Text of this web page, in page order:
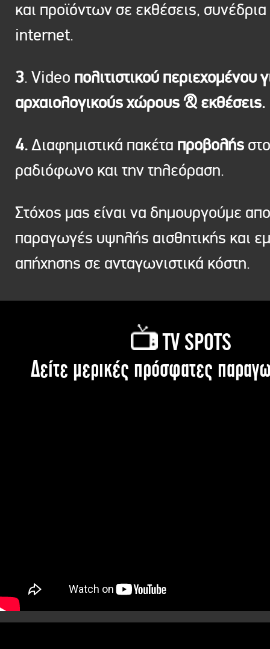
και προϊόντων σε εκθέσεις, συνέδρια
internet.
3. Video πολιτιστικού περιεχομένου
αρχαιολογικούς χώρους & εκθέσεις.
4.Διαφημιστικά πακέτα προβολής στο
ραδιόφωνο και την τηλεόραση.
Στόχος μας είναι να δημουργούμε
παραγωγές υψηλής αισθητικής και
απήχησης σε ανταγωνιστικά κόστη.
TV SPOTS
Δείτε μερικές πρόσφατες